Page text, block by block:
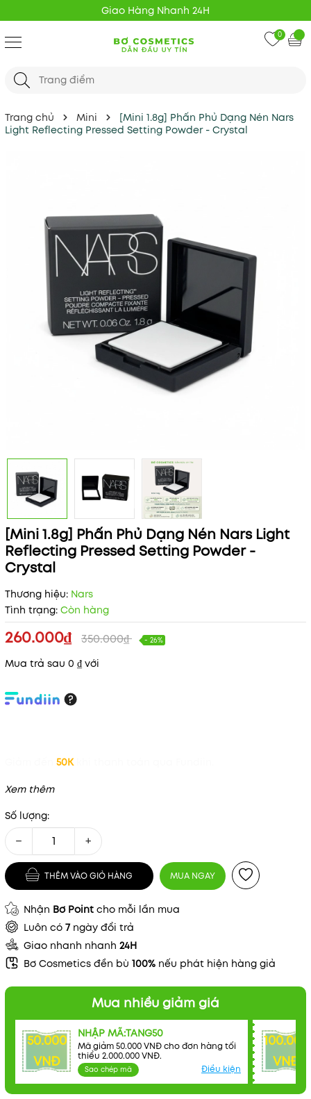
Giao Hàng Nhanh 24H
0
Trang chủ Mini
[Mini 1.8g] Phấn Phủ Dạng Nén Nars
Light Reflecting Pressed Setting Powder - Crystal
[Mini 1.8g] Phấn Phủ Dạng Nén Nars Light
Reflecting Pressed Setting Powder -
Crystal
Thương hiệu: Nars
Tình trạng: Còn hàng
260.000₫ 350.000₫ - 26%
Mua trả sau 0 ₫ với
50K
Xem thêm
Số lượng:
− +
THÊM VÀO GIỎ HÀNG MUA NGAY
Nhận Bơ Point cho mỗi lần mua
Luôn có 7 ngày đổi trả
Giao nhanh nhanh 24H
Bơ Cosmetics đền bù 100% nếu phát hiện hàng giả
Mua nhiều giảm giá
50.000
VNĐ
NHẬP MÃ:TANG50
Mã giảm 50.000 VNĐ cho đơn hàng tối
thiểu 2.000.000 VNĐ.
Sao chép mã Điều kiện
100.000
VNĐ
Mã khuyến mãi: